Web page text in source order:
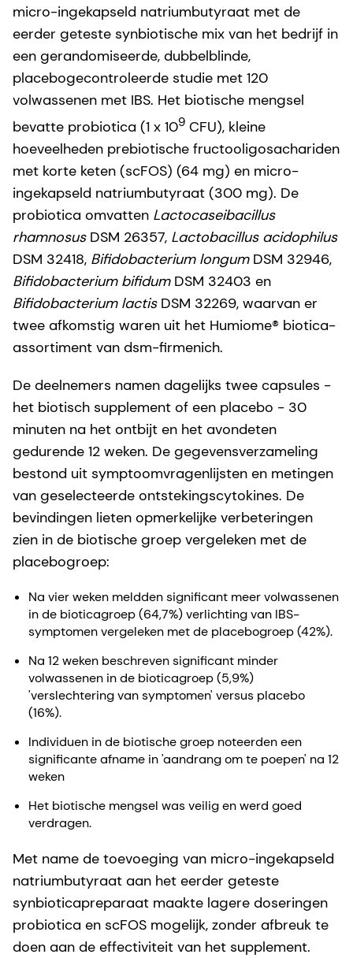
micro-ingekapseld natriumbutyraat met de
eerder geteste synbiotische mix van het bedrijf in
een gerandomiseerde, dubbelblinde,
placebogecontroleerde studie met 120
volwassenen met IBS. Het biotische mengsel
bevatte probiotica (1 x 109 CFU), kleine
hoeveelheden prebiotische fructooligosachariden
met korte keten (scFOS) (64 mg) en micro-
ingekapseld natriumbutyraat (300 mg). De
probiotica omvatten Lactocaseibacillus
rhamnosusDSM 26357, Lactobacillus acidophilus
DSM 32418, Bifidobacterium longumDSM 32946,
Bifidobacterium bifidumDSM 32403 en
Bifidobacterium lactisDSM 32269, waarvan er
twee afkomstig waren uit het Humiome® biotica-
assortiment van dsm-firmenich.
De deelnemers namen dagelijks twee capsules -
het biotisch supplement of een placebo - 30
minuten na het ontbijt en het avondeten
gedurende 12 weken. De gegevensverzameling
bestond uit symptoomvragenlijsten en metingen
van geselecteerde ontstekingscytokines. De
bevindingen lieten opmerkelijke verbeteringen
zien in de biotische groep vergeleken met de
placebogroep:
Na vier weken meldden significant meer volwassenen
in de bioticagroep (64,7%) verlichting van IBS-
symptomen vergeleken met de placebogroep (42%).
Na 12 weken beschreven significant minder
volwassenen in de bioticagroep (5,9%)
'verslechtering van symptomen' versus placebo
(16%).
Individuen in de biotische groep noteerden een
significante afname in 'aandrang om te poepen' na 12
weken
Het biotische mengsel was veilig en werd goed
verdragen.
Met name de toevoeging van micro-ingekapseld
natriumbutyraat aan het eerder geteste
synbioticapreparaat maakte lagere doseringen
probiotica en scFOS mogelijk, zonder afbreuk te
doen aan de effectiviteit van het supplement.